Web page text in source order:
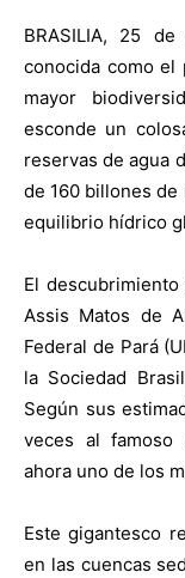
BRASILIA, 25
conocida como el
mayor
esconde un
reservas de agua
de 160 billones
equilibrio hídrico
El
Assis Matos de
Federal de Pará
la Sociedad
Según sus
veces al famoso
ahora uno de los
Este gigantesco
en las cuencas